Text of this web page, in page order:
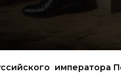
императора